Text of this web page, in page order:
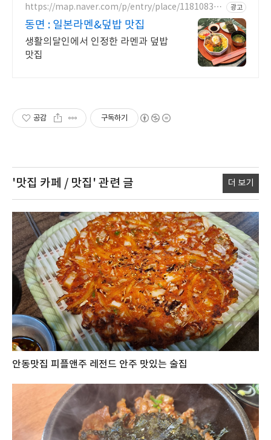
https://map.naver.com/p/entry/place/118108344
광고
동면 : 일본라멘&덮밥 맛집
생활의달인에서 인정한 라멘과 덮밥
맛집
공감 구독하기
'맛집 카페 / 맛집' 관련 글 더 보기
안동맛집 피플앤주 레전드 안주 맛있는 술집